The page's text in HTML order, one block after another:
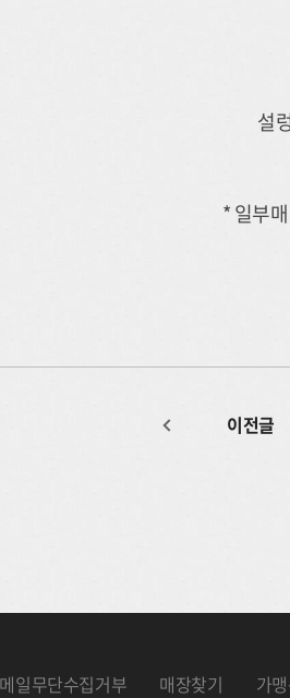
설
* 일부
이전글
일무단수집거부 매장찾기
가